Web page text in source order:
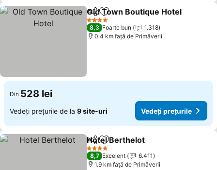
DistribuițiAdăugaţi la favorite
Old Town Boutique Hotel
4 Stele
8,3 Foarte bun
1.318
0.4 km faţă de Primăverii
Din 528 lei
Vedeți prețurile de la 9 site-uri Vedeți prețurile
DistribuițiAdăugaţi la favorite
Hotel Berthelot
4 Stele
8,7 Excelent
6.411
1.9 km faţă de Primăverii